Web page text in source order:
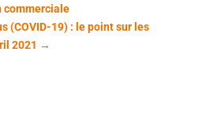
commerciale
(COVID-19) : le point sur les
2021 →